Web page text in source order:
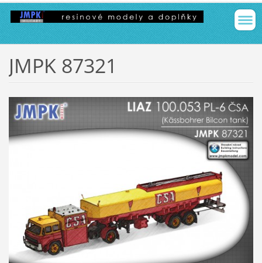
JMPK 87321